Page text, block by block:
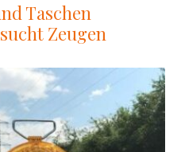
Taschen
Zeugen